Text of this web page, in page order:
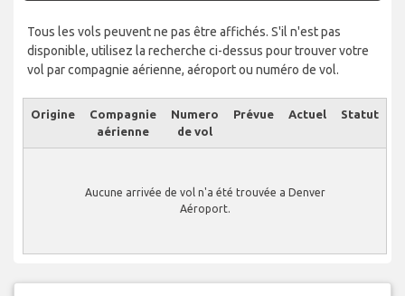
Tous les vols peuvent ne pas être affichés. S'il n'est pas
disponible, utilisez la recherche ci-dessus pour trouver votre
vol par compagnie aérienne, aéroport ou numéro de vol.
Origine
Compagnie
aérienne
Numero
de vol
Prévue Actuel Statut
Aucune arrivée de vol n'a été trouvée a Denver
Aéroport.